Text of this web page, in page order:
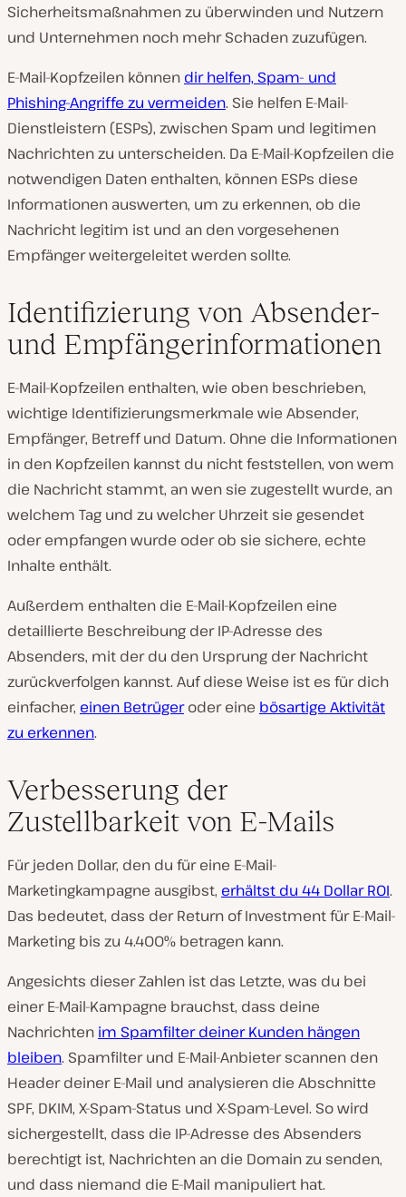
Sicherheitsmaßnahmen zu überwinden und Nutzern
und Unternehmen noch mehr Schaden zuzufügen.
E-Mail-Kopfzeilen können dir helfen, Spam- und
Phishing-Angriffe zu vermeiden. Sie helfen E-Mail-
Dienstleistern (ESPs), zwischen Spam und legitimen
Nachrichten zu unterscheiden. Da E-Mail-Kopfzeilen die
notwendigen Daten enthalten, können ESPs diese
Informationen auswerten, um zu erkennen, ob die
Nachricht legitim ist und an den vorgesehenen
Empfänger weitergeleitet werden sollte.
Identifizierung von Absender-
und Empfängerinformationen
E-Mail-Kopfzeilen enthalten, wie oben beschrieben,
wichtige Identifizierungsmerkmale wie Absender,
Empfänger, Betreffund Datum. Ohne die Informationen
in den Kopfzeilen kannst du nicht feststellen, von wem
die Nachricht stammt, an wen sie zugestellt wurde, an
welchem Tag und zu welcher Uhrzeit sie gesendet
oder empfangen wurde oder ob sie sichere, echte
Inhalte enthält.
Außerdem enthalten die E-Mail-Kopfzeilen eine
detaillierte Beschreibung der IP-Adresse des
Absenders, mit der du den Ursprung der Nachricht
zurückverfolgen kannst. Auf diese Weise ist es für dich
einfacher, einen Betrügeroder eine bösartige Aktivität
zu erkennen.
Verbesserung der
Zustellbarkeit von E-Mails
Für jeden Dollar, den du für eine E-Mail-
Marketingkampagne ausgibst, erhältst du 44 Dollar ROI.
Das bedeutet, dass der Return of Investment für E-Mail-
Marketing bis zu 4.400% betragen kann.
Angesichts dieser Zahlen ist das Letzte, was du bei
einer E-Mail-Kampagne brauchst, dass deine
Nachrichten im Spamfilter deiner Kunden hängen
bleiben. Spamfilter und E-Mail-Anbieter scannen den
Header deiner E-Mail und analysieren die Abschnitte
SPF, DKIM, X-Spam-Status und X-Spam-Level. So wird
sichergestellt, dass die IP-Adresse des Absenders
berechtigt ist, Nachrichten an die Domain zu senden,
und dass niemand die E-Mail manipuliert hat.